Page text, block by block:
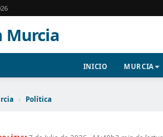
Murcia
INICIO MURCIA
› Política